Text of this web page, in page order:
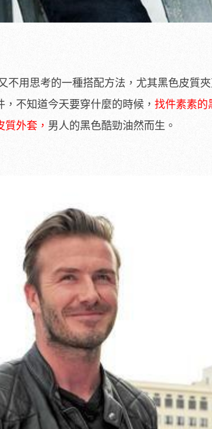
不用思考的一種搭配方法，尤其黑色皮質
不知道今天要穿什麼的時候， 找件素素的
外套， 男人的黑色酷勁油然而生。